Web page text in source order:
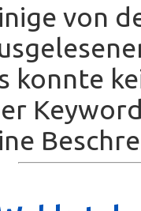
von
konnte